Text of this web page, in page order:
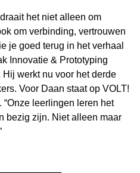
het niet alleen om
om verbinding, vertrouwen
je goed terug in het verhaal
Innovatie & Prototyping
Hij werkt nu voor het derde
Voor Daan staat op VOLT!
leerlingen leren het
bezig zijn. Niet alleen maar